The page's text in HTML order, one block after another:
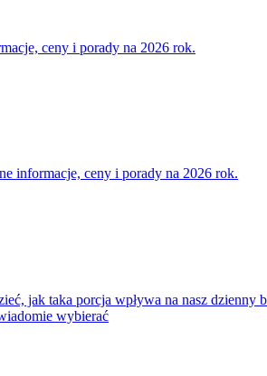
ceny i porady na 2026 rok.
informacje, ceny i porady na 2026 rok.
jak taka porcja wpływa na nasz
wybierać